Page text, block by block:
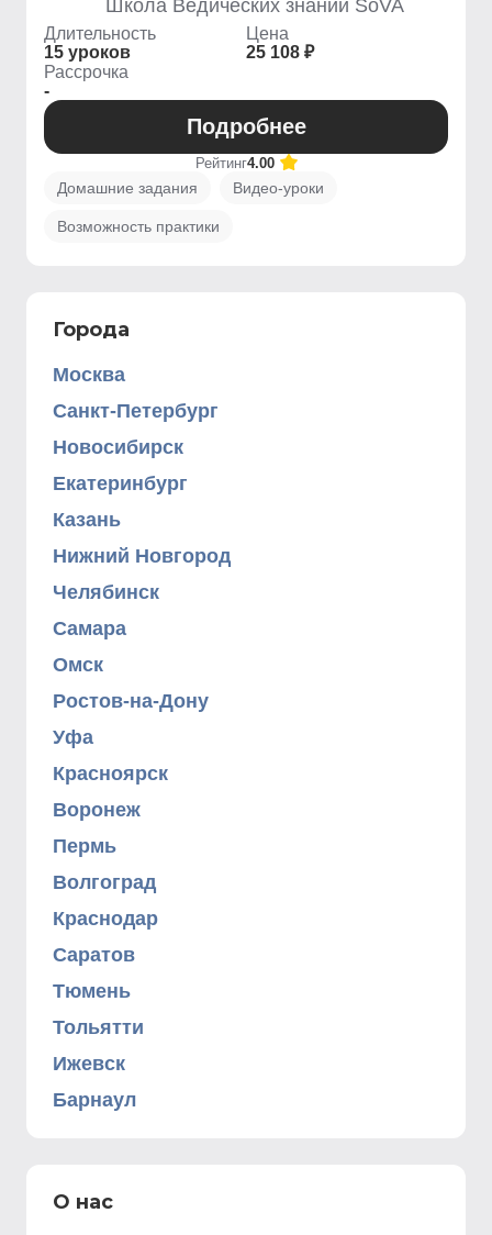
Школа Ведических знаний SoVA
Длительность
15 уроков
Цена
25 108 ₽
Рассрочка
-
Подробнее
Рейтинг4.00
Домашние задания Видео-уроки
Возможность практики
Города
Москва
Санкт-Петербург
Новосибирск
Екатеринбург
Казань
Нижний Новгород
Челябинск
Самара
Омск
Ростов-на-Дону
Уфа
Красноярск
Воронеж
Пермь
Волгоград
Краснодар
Саратов
Тюмень
Тольятти
Ижевск
Барнаул
О нас